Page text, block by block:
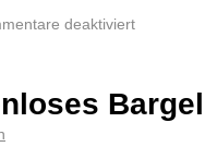
deaktiviert